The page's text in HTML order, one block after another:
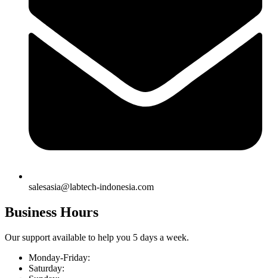
salesasia@labtech-indonesia.com
Business Hours
Our support available to help you 5 days a week.
Monday-Friday:
Saturday: